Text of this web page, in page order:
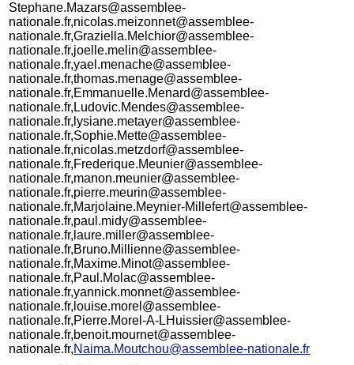
Stephane.Mazars@assemblee-
nationale.fr,nicolas.meizonnet@assemblee-
nationale.fr,Graziella.Melchior@assemblee-
nationale.fr,joelle.melin@assemblee-
nationale.fr,yael.menache@assemblee-
nationale.fr,thomas.menage@assemblee-
nationale.fr,Emmanuelle.Menard@assemblee-
nationale.fr,Ludovic.Mendes@assemblee-
nationale.fr,lysiane.metayer@assemblee-
nationale.fr,Sophie.Mette@assemblee-
nationale.fr,nicolas.metzdorf@assemblee-
nationale.fr,Frederique.Meunier@assemblee-
nationale.fr,manon.meunier@assemblee-
nationale.fr,pierre.meurin@assemblee-
nationale.fr,Marjolaine.Meynier-Millefert@assemblee-
nationale.fr,paul.midy@assemblee-
nationale.fr,laure.miller@assemblee-
nationale.fr,Bruno.Millienne@assemblee-
nationale.fr,Maxime.Minot@assemblee-
nationale.fr,Paul.Molac@assemblee-
nationale.fr,yannick.monnet@assemblee-
nationale.fr,louise.morel@assemblee-
nationale.fr,Pierre.Morel-A-LHuissier@assemblee-
nationale.fr,benoit.mournet@assemblee-
nationale.fr,Naima.Moutchou@assemblee-nationale.fr